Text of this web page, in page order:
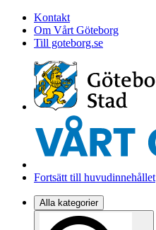
Kontakt
Om Vårt Göteborg
Till goteborg.se
Fortsätt till huvudinnehållet
Alla kategorier